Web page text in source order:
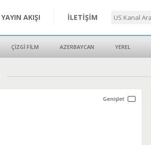
YAYIN AKIŞI İLETİŞİM
ÇİZGİ FİLM AZERBAYCAN YEREL